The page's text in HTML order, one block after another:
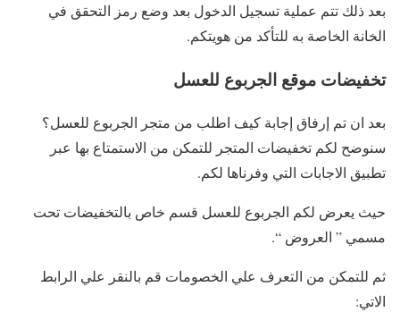
بعد ذلك تتم عملية تسجيل الدخول بعد وضع رمز التحقق في
الخانة الخاصة به للتأكد من هويتكم.
تخفيضات موقع الجربوع للعسل
بعد ان تم إرفاق إجابة كيف اطلب من متجر الجربوع للعسل؟
سنوضح لكم تخفيضات المتجر للتمكن من الاستمتاع بها عبر
تطبيق الاجابات التي وفرناها لكم.
حيث يعرض لكم الجربوع للعسل قسم خاص بالتخفيضات تحت
مسمي ” العروض “.
ثم للتمكن من التعرف علي الخصومات قم بالنقر علي الرابط
الاتي: